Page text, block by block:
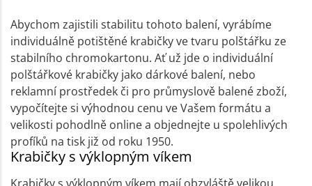
Abychom zajistili stabilitu tohoto balení, vyrábíme
individuálně potištěné krabičky ve tvaru polštářku ze
stabilního chromokartonu. Ať už jde o individuální
polštářkové krabičky jako dárkové balení, nebo
reklamní prostředek či pro průmyslově balené zboží,
vypočítejte si výhodnou cenu ve Vašem formátu a
velikosti pohodlně online a objednejte u spolehlivých
profíků na tisk již od roku 1950.
Krabičky s výklopným víkem